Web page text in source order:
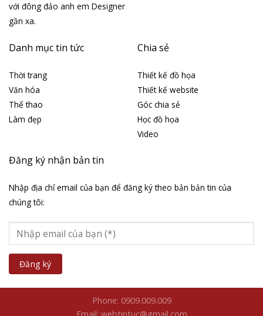
với đông đảo anh em Designer
gần xa.
Danh mục tin tức
Thời trang
Văn hóa
Thể thao
Làm đẹp
Chia sẻ
Thiết kế đồ họa
Thiết kế website
Góc chia sẻ
Học đồ họa
Video
Đăng ký nhận bản tin
Nhập địa chỉ email của bạn để đăng ký theo bản bản tin của
chúng tôi:
Phone: 0909.009.009